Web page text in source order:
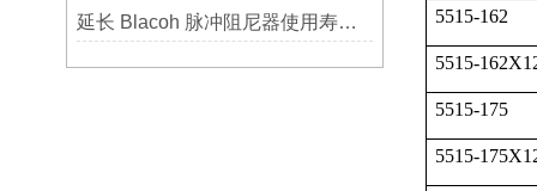
延长 Blacoh 脉冲阻尼器使用寿命的维护技巧大公开 5515-162
5515-
5515-175
5515-